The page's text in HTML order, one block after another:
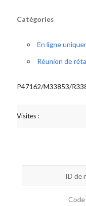
Catégories
En ligne
Réunion de
P47162/M33853/
Visites :
ID de